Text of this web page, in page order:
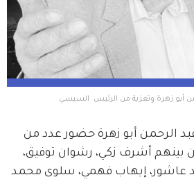
أبو زهرة وتعزية من الرئيس  السيسي
الرحمن أبو زهرة حضور عدد من
بينهم أشرف زكي، رشوان توفيق،
عاشور، إيهاب فهمي، سلوى محمد